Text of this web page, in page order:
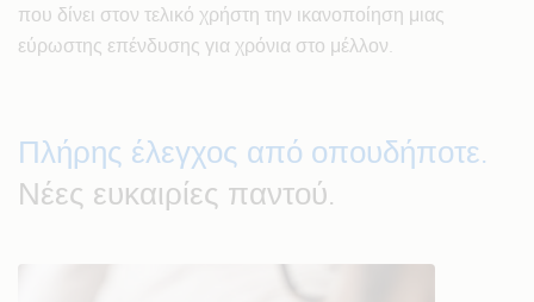
που δίνει στον τελικό χρήστη την ικανοποίηση μιας
εύρωστης επένδυσης για χρόνια στο μέλλον.
Πλήρης έλεγχος από οπουδήποτε.
Νέες ευκαιρίες παντού.